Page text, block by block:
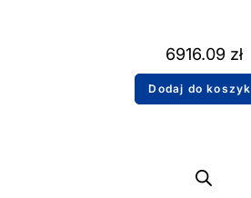
6916.09 zł
Dodaj do